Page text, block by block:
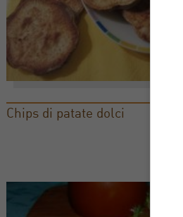
Chips di patate dolci